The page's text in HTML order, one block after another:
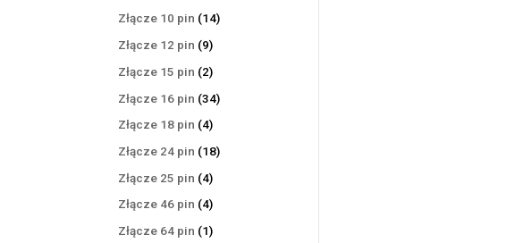
produkty
Złącze 10 pin 1414
Złącze 12 pin 99
produktów
Złącze 15 pin 22
produkty
Złącze 16 pin 3434
Złącze 18 pin 44
produkty
Złącze 24 pin 1818
Złącze 25 pin 44
produkty
Złącze 46 pin 44
produkty
Złącze 64 pin 11